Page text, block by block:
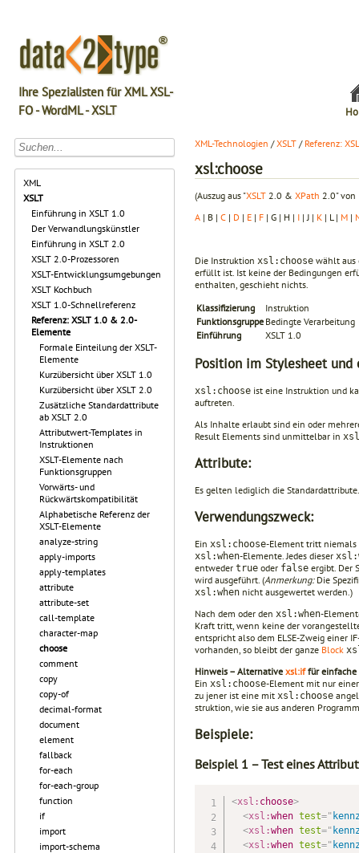
Ihre Spezialisten für XML XSL-
FO - WordML - XSLT
XML
XSLT
Einführung in XSLT 1.0
Der Verwandlungskünstler
Einführung in XSLT 2.0
XSLT 2.0-Prozessoren
XSLT-Entwicklungsumgebungen
XSLT Kochbuch
XSLT 1.0-Schnellreferenz
Referenz: XSLT 1.0 & 2.0-
Elemente
Formale Einteilung der XSLT-
Elemente
Kurzübersicht über XSLT 1.0
Kurzübersicht über XSLT 2.0
Zusätzliche Standardattribute
ab XSLT 2.0
Attributwert-Templates in
Instruktionen
XSLT-Elemente nach
Funktionsgruppen
Vorwärts- und
Rückwärtskompatibilität
Alphabetische Referenz der
XSLT-Elemente
analyze-string
apply-imports
apply-templates
attribute
attribute-set
call-template
character-map
choose
comment
copy
copy-of
decimal-format
document
element
fallback
for-each
for-each-group
function
if
import
import-schema
XML-Technologien /XSLT / Referenz:
xsl:choose
(Auszug aus "XSLT 2.0 & XPath 2.0" von
A | B | C | D | E | F | G | H | I | J | K | L | M |
Die Instruktion xsl:choose wählt aus
erfüllt ist. Ist keine der Bedingungen
enthalten, geschieht nichts.
Klassifizierung
Instruktion
Funktionsgruppe Bedingte Verarbeitung
Einführung
XSLT 1.0
Position im Stylesheet und
xsl:choose ist eine Instruktion und
auftreten.
Als Inhalte erlaubt sind ein oder
Result Elements sind unmittelbar in
Attribute:
Es gelten lediglich die
Verwendungszweck:
Ein xsl:choose-Element tritt niemals
xsl:when-Elemente. Jedes dieser
entweder true oder false ergibt. Der
wird ausgeführt. (Anmerkung:Die
xsl:when nicht ausgewertet werden.)
Nach dem oder den xsl:when-
Kraft tritt, wenn keine der
entspricht also dem ELSE-Zweig einer
vorhanden, so bleibt der ganze Block
Hinweis – Alternative xsl:iffür einfache
Ein xsl:choose-Element mit nur
zu jener ist eine mit xsl:choose
struktion, wie sie aus anderen
Beispiele:
Beispiel 1 – Test eines
<xsl: choose>
<xsl:when test="
<xsl:when test="
<xsl:when test="